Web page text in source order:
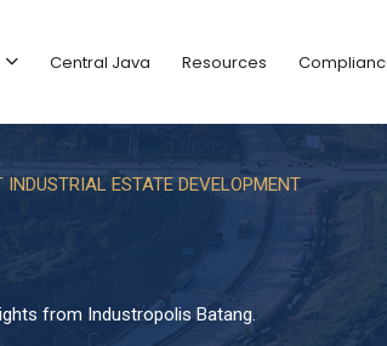
Central Java Resources
ESTATE DEVELOPMENT
from Industropolis Batang.